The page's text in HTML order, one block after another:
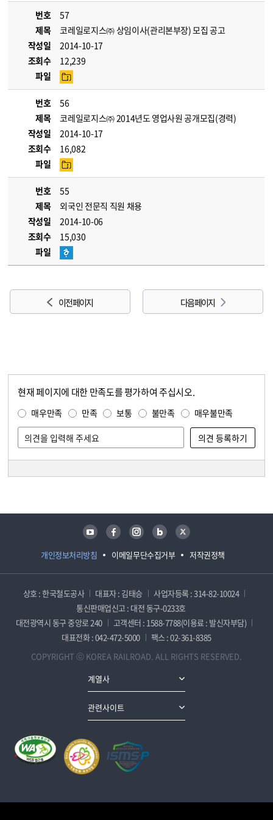
번호
57
제목
코레일로지스㈜ 상임이사(관리본부장) 모집 공고
작성일
2014-10-17
조회수
12,239
파일
번호
56
제목
코레일로지스㈜ 2014년도 영업사원 공개모집(경력)
작성일
2014-10-17
조회수
16,082
파일
번호
55
제목
외국인 전문직 직원 채용
작성일
2014-10-06
조회수
15,030
파일
이전 페이지 다음 페이지
현재 페이지에 대한 만족도를 평가하여 주십시오.
매우만족 만족 보통 불만족 매우불만족
개인정보처리방침 이메일무단수집거부 저작권정책
유튜브 페이스북 인스타그램 블로그 트위터
상호 : 한국철도공사 대표자 : 김태승
사업자등록 : 314-82-10024
통신판매업신고 : 대전 동구-0233호
대전광역시 동구 중앙로 240
고객센터 : 1588-7788(이용료 : 발신자부담)
대표전화 : 042-472-5000
팩스 : 02-361-8385
COPYRIGHT ⓒ KOREA RAILROAD. ALL RIGHTS RESERVED.
계열사
관련사이트